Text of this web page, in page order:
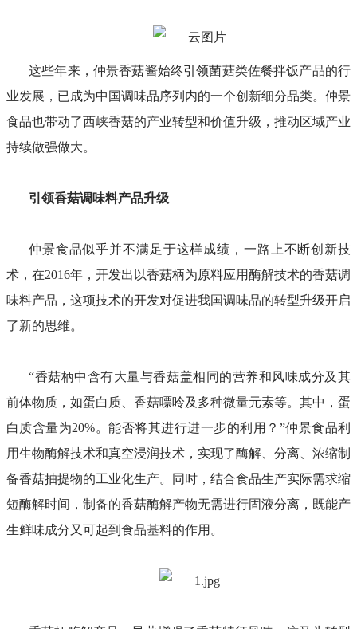
这些年来，仲景香菇酱始终引领菌菇类佐餐拌饭产品的行
业发展，已成为中国调味品序列内的一个创新细分品类。仲景
食品也带动了西峡香菇的产业转型和价值升级，推动区域产业
持续做强做大。
引领香菇调味料产品升级
仲景食品似乎并不满足于这样成绩，一路上不断创新技
术，在2016年，开发出以香菇柄为原料应用酶解技术的香菇调
味料产品，这项技术的开发对促进我国调味品的转型升级开启
了新的思维。
“香菇柄中含有大量与香菇盖相同的营养和风味成分及其
前体物质，如蛋白质、香菇嘌呤及多种微量元素等。其中，蛋
白质含量为20%。能否将其进行进一步的利用？”仲景食品利
用生物酶解技术和真空浸润技术，实现了酶解、分离、浓缩制
备香菇抽提物的工业化生产。同时，结合食品生产实际需求缩
短酶解时间，制备的香菇酶解产物无需进行固液分离，既能产
生鲜味成分又可起到食品基料的作用。